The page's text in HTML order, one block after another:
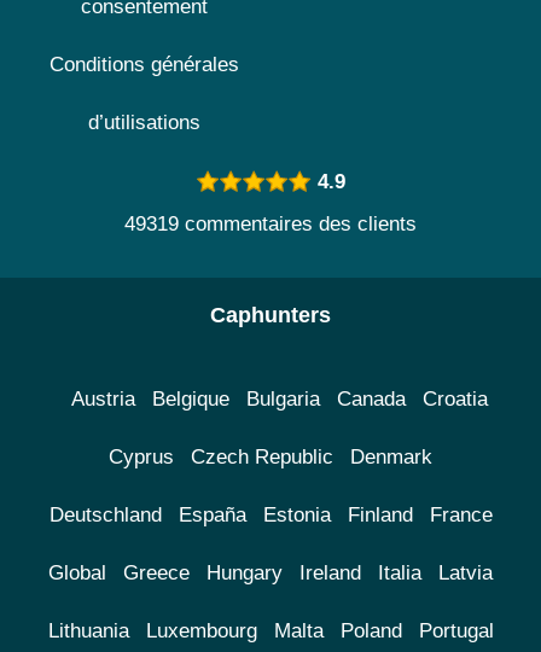
consentement
Conditions générales
d’utilisations
4.9
49319 commentaires des clients
Caphunters
Austria Belgique Bulgaria Canada Croatia
Cyprus Czech Republic Denmark
Deutschland España Estonia Finland France
Global Greece Hungary Ireland Italia Latvia
Lithuania Luxembourg Malta Poland Portugal